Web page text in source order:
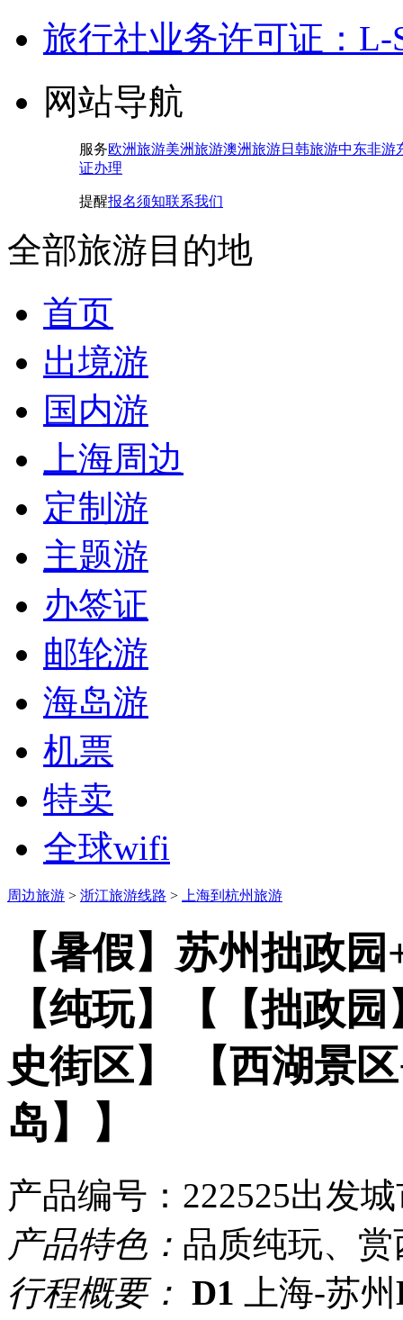
旅行社业务许可证：L-
网站导航
服务欧洲旅游美洲旅游澳洲旅游日韩旅游中东非游
证办理
提醒报名须知联系我们
全部旅游目的地
首页
出境游
国内游
上海周边
定制游
主题游
办签证
邮轮游
海岛游
机票
特卖
全球wifi
周边旅游 > 浙江旅游线路 > 上海到杭州旅游
【暑假】苏州拙政
【纯玩】【【拙政
史街区】 【西湖景
岛】】
产品编号：222525出发
产品特色： 品质纯玩、
行程概要： D1 上海-苏州